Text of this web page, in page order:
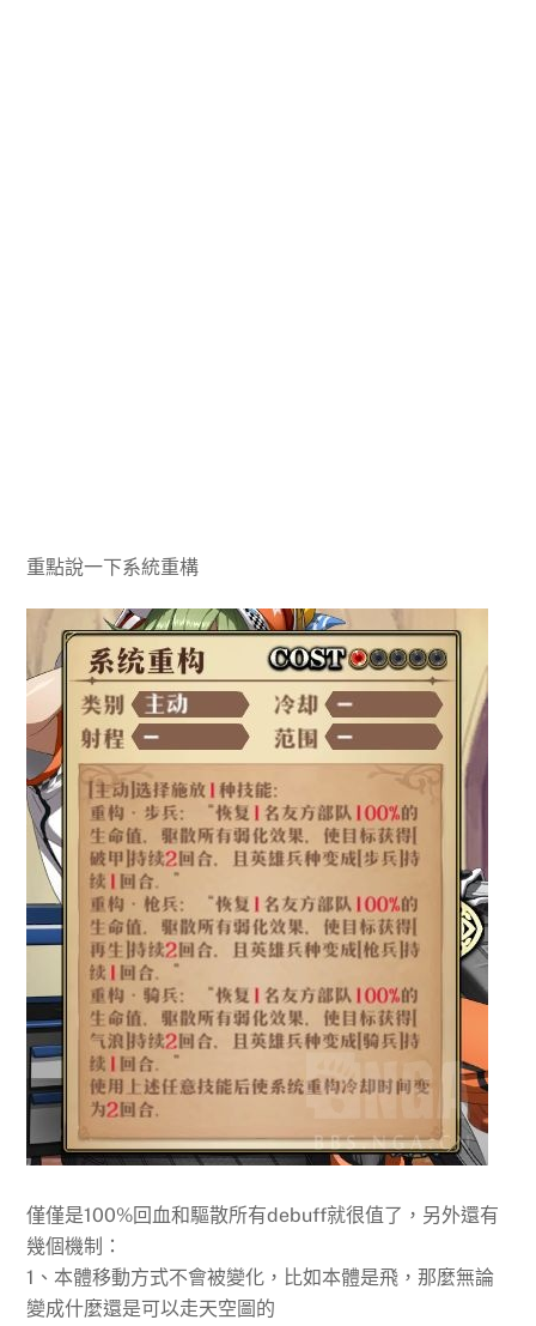
重點說一下系統重構
僅僅是100%回血和驅散所有debuff就很值了，另外還有
幾個機制：
1、本體移動方式不會被變化，比如本體是飛，那麼無論
變成什麼還是可以走天空圖的